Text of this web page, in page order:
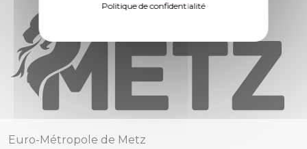
Politique de confidentialité
Euro-Métropole de Metz